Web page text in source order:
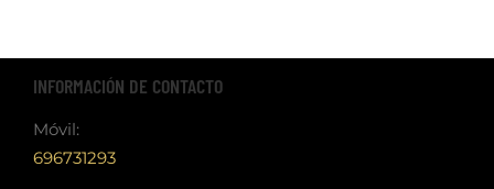
INFORMACIÓN DE CONTACTO
Móvil:
696731293